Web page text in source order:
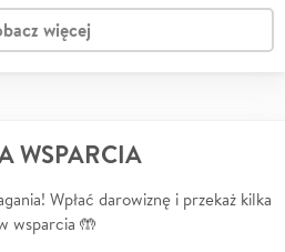
więcej
WSPARCIA
Wpłać darowiznę i przekaż kilka
wsparcia 🤲